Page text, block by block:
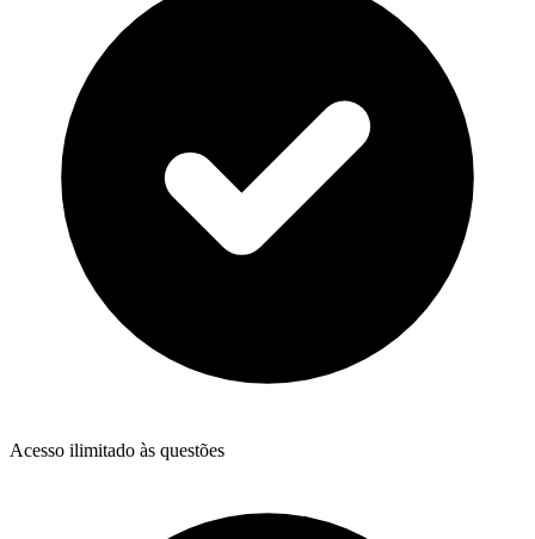
Acesso ilimitado às questões